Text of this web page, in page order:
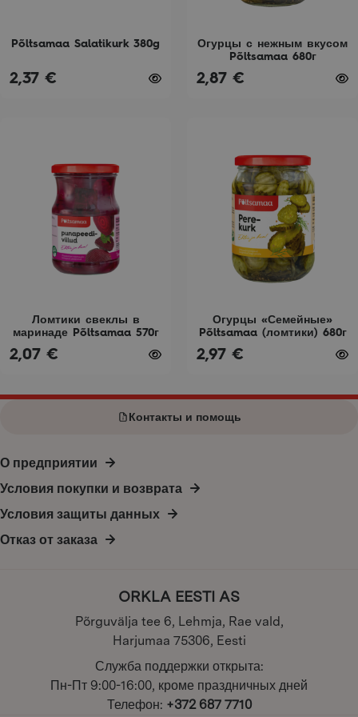
Põltsamaa Salatikurk 380g
2,37 €
товара.
Огурцы с нежным вкусом
Põltsamaa 680г
2,87 €
товара.
Ломтики свеклы в
маринаде Põltsamaa 570г
2,07 €
несколько
вариаций.
товара.
Огурцы «Семейные»
Põltsamaa (ломтики) 680г
2,97 €
несколько
вариаций.
выбрать
товара.
Контакты и помощь
О предприятии
Условия покупки и возврата
Условия защиты данных
Отказ от заказа
ORKLA EESTI AS
Põrguvälja tee 6, Lehmja, Rae vald,
Harjumaa 75306, Eesti
Служба поддержки открыта:
Пн-Пт 9:00-16:00, кроме праздничных дней
Телефон: +372 687 7710